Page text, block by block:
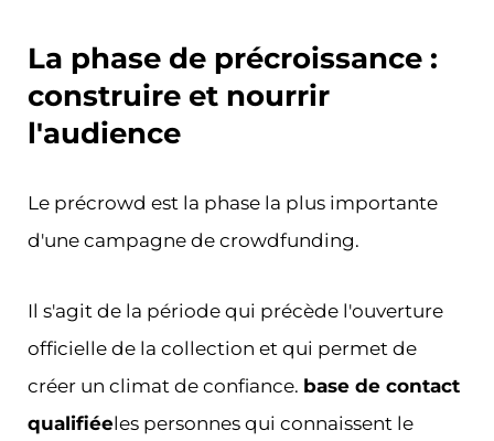
La phase de précroissance :
construire et nourrir
l'audience
Le précrowd est la phase la plus importante
d'une campagne de crowdfunding.
Il s'agit de la période qui précède l'ouverture
officielle de la collection et qui permet de
créer un climat de confiance. base de contact
qualifiéeles personnes qui connaissent le